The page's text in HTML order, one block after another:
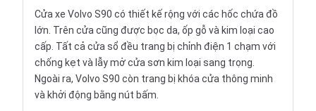
Cửa xe Volvo S90 có thiết kế rộng với các hốc chứa đồ
lớn. Trên cửa cũng được bọc da, ốp gỗ và kim loại cao
cấp. Tất cả cửa sổ đều trang bị chỉnh điện 1 chạm với
chống kẹt và lẫy mở cửa sơn kim loại sang trọng.
Ngoài ra, Volvo S90 còn trang bị khóa cửa thông minh
và khởi động bằng nút bấm.